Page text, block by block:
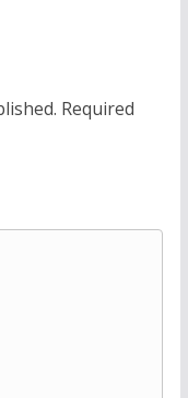
Required